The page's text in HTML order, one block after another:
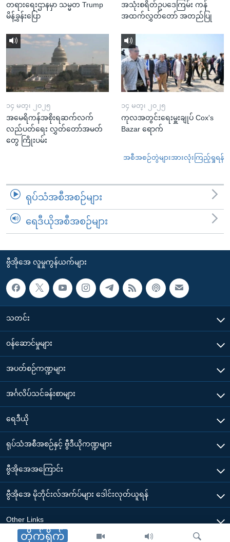
တိုက်ရိုက်
တရားရေးဌာနမှာ သမ္မတ Trump
မိန့်ခွန်းပြော
အသုံးစရိတ်ဥပဒေကြမ်း ကန်
အထက်လွှတ်တော် အတည်ပြု
၁၄ မတ္၊ ၂၀၂၅
အမေရိကန်အစိုးရဆက်လက်
လည်ပတ်ရေး လွှတ်တော်အမတ်
တွေ ကြိုးပမ်း
၁၄ မတ္၊ ၂၀၂၅
ကုလအတွင်းရေးမှူးချုပ် Cox's
Bazar ရောက်
အစီအစဉ်တွဲများအားလုံးကြည့်ရှုရန်
ရုပ်သံအစီအစဉ်များ
ရေဒီယိုအစီအစဉ်များ
ဗွီအိုအေ လူမှုကွန်ယက်များ
သတင်း
၀န်ဆောင်မှုများ
အပတ်စဉ်ကဏ္ဍများ
အင်္ဂလိပ်သင်ခန်းစာများ
ရေဒီယို
ရုပ်သံအစီအစဉ်နှင့် ဗွီဒီယိုကဏ္ဍများ
ဗွီအိုအေအကြောင်း
ဗွီအိုအေ မိုဘိုင်းလ်အက်ပ်များ ဒေါင်းလုတ်ယူရန်
Other Links